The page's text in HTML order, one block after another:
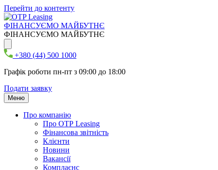
Перейти до контенту
ФІНАНСУЄМО МАЙБУТНЄ
ФІНАНСУЄМО МАЙБУТНЄ
+380 (44) 500 1000
Графік роботи пн-пт з 09:00 до 18:00
Подати заявку
Меню
Про компанію
Про ОТР Leasing
Фінансова звітність
Клієнти
Новини
Вакансії
Комплаєнс